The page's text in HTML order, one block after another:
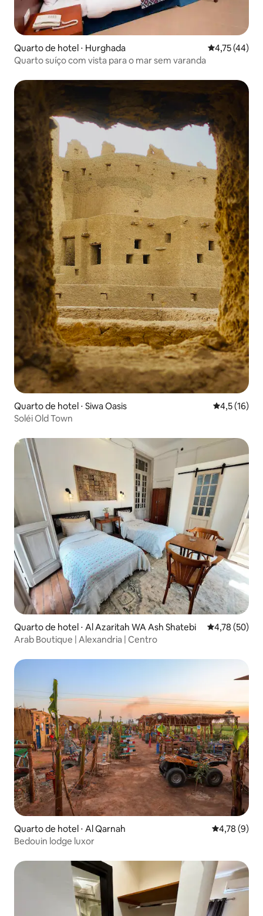
Quarto de hotel ⋅ Hurghada 4,75 de uma
4,75 (44)
Quarto suíço com vista para o mar sem varanda
Quarto de hotel ⋅ Siwa Oasis 4,5 de uma
4,5 (16)
Soléi Old Town
Quarto de hotel ⋅ Al Azaritah WA Ash Shatebi 4,78 de uma
4,78 (50)
Arab Boutique | Alexandria | Centro
Quarto de hotel ⋅ Al Qarnah 4,78 de
4,78 (9)
Bedouin lodge luxor